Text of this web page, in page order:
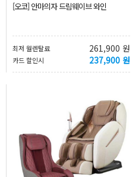
[오코] 안마의자 드림웨이브 와인
최저 월렌탈료 261,900 원
카드 할인시 237,900 원